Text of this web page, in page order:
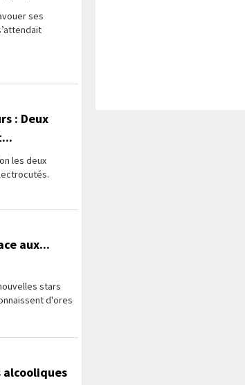
ses
: Deux
les deux
aux...
stars
d'ores
alcooliques